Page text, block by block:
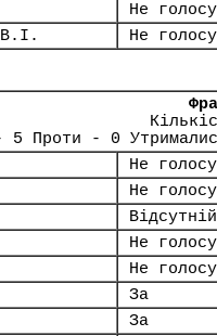
Не
В.І.
Не
5 Проти - 0
Не
Не
Відсутній
Не
Не
За
За